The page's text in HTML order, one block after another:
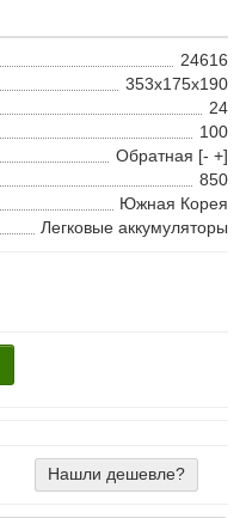
24616
353x175x190
24
100
Обратная [- +]
850
Южная Корея
Легковые аккумуляторы
Нашли дешевле?